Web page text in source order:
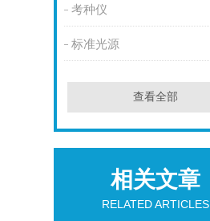
考种仪
标准光源
查看全部
相关文章
RELATED ARTICLES